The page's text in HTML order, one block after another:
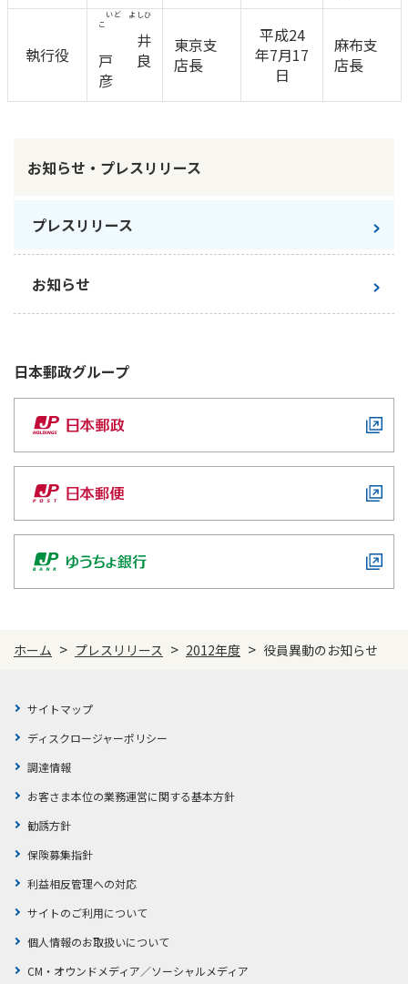
執行役
井
戸 良
彦
いど よしひ
こ
東京支
店長
平成24
年7月17
日
麻布支
店長
お知らせ・プレスリリース
プレスリリース
お知らせ
日本郵政グループ
ホーム > プレスリリース > 2012年度 > 役員異動のお知らせ
サイトマップ
ディスクロージャーポリシー
調達情報
お客さま本位の業務運営に関する基本方針
勧誘方針
保険募集指針
利益相反管理への対応
サイトのご利用について
個人情報のお取扱いについて
CM・オウンドメディア／ソーシャルメディア